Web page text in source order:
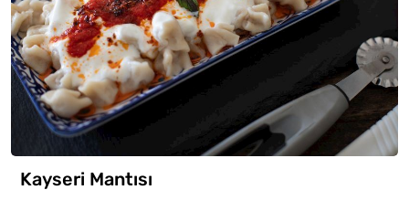
Kayseri Mantısı